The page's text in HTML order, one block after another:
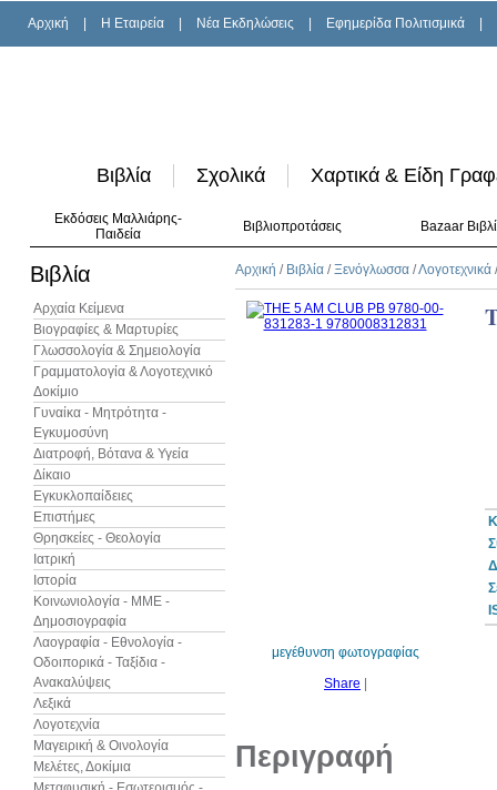
Αρχική H Εταιρεία Νέα Εκδηλώσεις Εφημερίδα Πολιτισμικά
Βιβλία Σχολικά Χαρτικά & Είδη
Εκδόσεις Μαλλιάρης-
Παιδεία
Βιβλιοπροτάσεις Bazaar
Βιβλία
Αρχαία Κείμενα
Βιογραφίες & Μαρτυρίες
Γλωσσολογία & Σημειολογία
Γραμματολογία & Λογοτεχνικό
Δοκίμιο
Γυναίκα - Μητρότητα -
Εγκυμοσύνη
Διατροφή, Βότανα & Υγεία
Δίκαιο
Εγκυκλοπαίδειες
Επιστήμες
Θρησκείες - Θεολογία
Ιατρική
Ιστορία
Κοινωνιολογία - ΜΜΕ -
Δημοσιογραφία
Λαογραφία - Εθνολογία -
Οδοιπορικά - Ταξίδια -
Ανακαλύψεις
Λεξικά
Λογοτεχνία
Μαγειρική & Οινολογία
Μελέτες, Δοκίμια
Αρχική / Βιβλία /Ξενόγλωσσα /Λογοτεχνικά
μεγέθυνση φωτογραφίας
Share
Περιγραφή